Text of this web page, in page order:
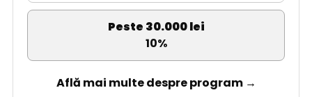
Peste 30.000 lei
10%
Află mai multe despre program →